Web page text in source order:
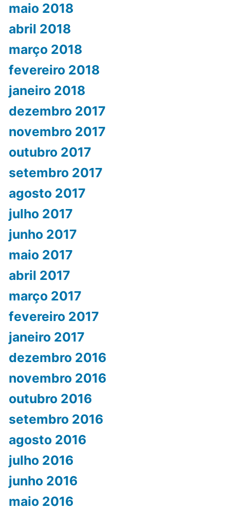
maio 2018
abril 2018
março 2018
fevereiro 2018
janeiro 2018
dezembro 2017
novembro 2017
outubro 2017
setembro 2017
agosto 2017
julho 2017
junho 2017
maio 2017
abril 2017
março 2017
fevereiro 2017
janeiro 2017
dezembro 2016
novembro 2016
outubro 2016
setembro 2016
agosto 2016
julho 2016
junho 2016
maio 2016